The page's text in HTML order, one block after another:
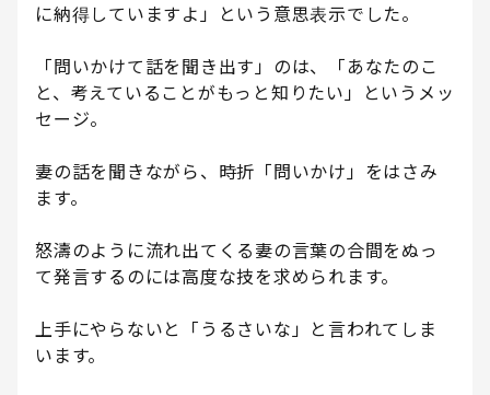
に納得していますよ」という意思表示でした。
「問いかけて話を聞き出す」のは、「あなたのこ
と、考えていることがもっと知りたい」というメッ
セージ。
妻の話を聞きながら、時折「問いかけ」をはさみ
ます。
怒濤のように流れ出てくる妻の言葉の合間をぬっ
て発言するのには高度な技を求められます。
上手にやらないと「うるさいな」と言われてしま
います。